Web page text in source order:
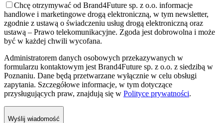
Chcę otrzymywać od Brand4Future sp. z o.o. informacje
handlowe i marketingowe drogą elektroniczną, w tym newsletter,
zgodnie z ustawą o świadczeniu usług drogą elektroniczną oraz
ustawą – Prawo telekomunikacyjne. Zgoda jest dobrowolna i może
być w każdej chwili wycofana.
Administratorem danych osobowych przekazywanych w
formularzu kontaktowym jest Brand4Future sp. z o.o. z siedzibą w
Poznaniu. Dane będą przetwarzane wyłącznie w celu obsługi
zapytania. Szczegółowe informacje, w tym dotyczące
przysługujących praw, znajdują się w Polityce prywatności.
Wyślij wiadomość